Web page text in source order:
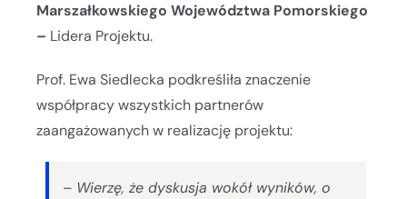
Marszałkowskiego Województwa Pomorskiego
– Lidera Projektu.
Prof. Ewa Siedlecka podkreśliła znaczenie
współpracy wszystkich partnerów
zaangażowanych w realizację projektu:
– Wierzę, że dyskusja wokół wyników, o